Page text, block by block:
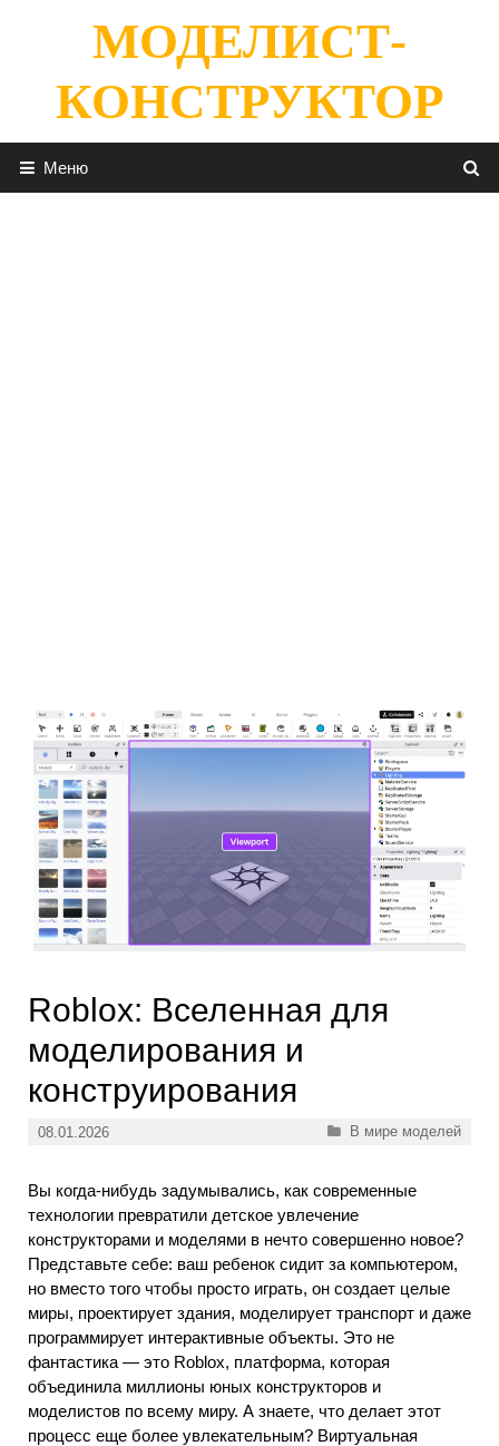
содержимомуМОДЕЛИСТ-
КОНСТРУКТОР
Меню
Roblox: Вселенная для
моделирования и
конструирования
08.01.2026 Рубрики
В мире моделей
Вы когда-нибудь задумывались, как современные
технологии превратили детское увлечение
конструкторами и моделями в нечто совершенно новое?
Представьте себе: ваш ребенок сидит за компьютером,
но вместо того чтобы просто играть, он создает целые
миры, проектирует здания, моделирует транспорт и даже
программирует интерактивные объекты. Это не
фантастика — это Roblox, платформа, которая
объединила миллионы юных конструкторов и
моделистов по всему миру. А знаете, что делает этот
процесс еще более увлекательным? Виртуальная